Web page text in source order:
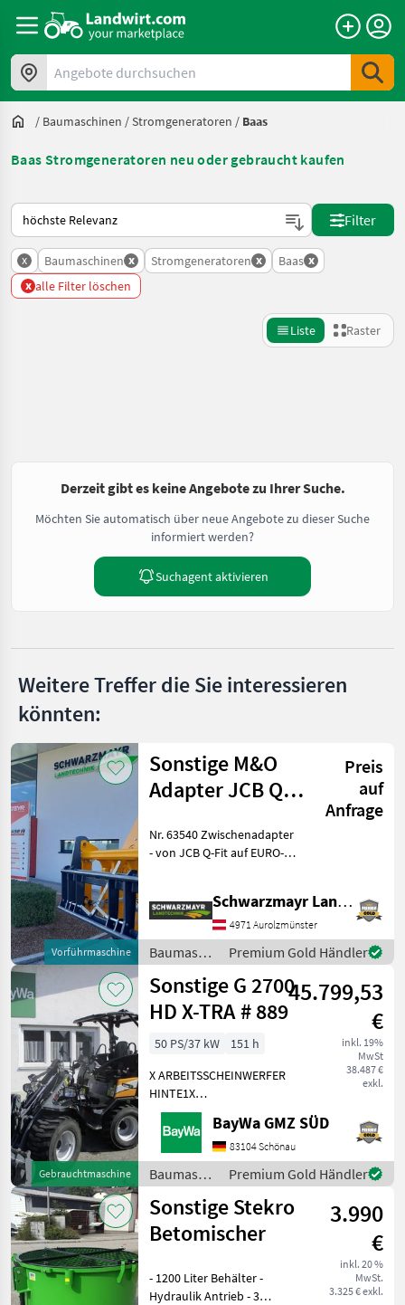
Angebote durchsuchen
/ Baumaschinen /Stromgeneratoren / Baas
Baas Stromgeneratoren neu oder gebraucht kaufen
So wird auf Landwirt.com sortiert
Filter
x Baumaschinen x Stromgeneratoren x Baas x
x alle Filter löschen
Liste Raster
Derzeit gibt es keine Angebote zu Ihrer Suche.
Möchten Sie automatisch über neue Angebote zu dieser Suche
informiert werden?
Suchagent aktivieren
Weitere Treffer die Sie interessieren
könnten:
Vorführmaschine
Sonstige M&O
Adapter JCB Q -
Preis
auf
Anfrage
Nr. 63540 Zwischenadapter
- von JCB Q-Fit auf EURO-
Tragkraft VFG-gebraucht
Das Verkaufsteam der Fa.
Schwarzmayr Landtechnik GmbH - Aurolzmünster
4971 Aurolzmünster
Baumaschinen
/ Sonstige
Premium Gold Händler
Gebrauchtmaschine
Sonstige G 2700
HD X-TRA # 889
45.799,53
€
inkl. 19%
MwSt
38.487 €
exkl.
50 PS/37 kW
151 h
X ARBEITSSCHEINWERFER
HINTE1X
ARBEITSSCHEINWERFER
VORNE1X
HECKGEWICHTSPLATTE 62
KG1X
HYDRAULIKKREISLAUF
DPPPEL31X15.50-15
SKIDDATENBESCHEINIGUNG
BRD 20 KMDRUCKFREIER
BayWa GMZ SÜD
83104 Schönau
Baumaschinen
/ Sonstige
Premium Gold Händler
Sonstige Stekro
Betomischer
3.990
€
inkl. 20 %
MwSt.
3.325 € exkl.
- 1200 Liter Behälter -
Hydraulik Antrieb - 3